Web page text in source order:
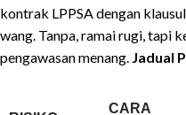
kontrak LPPSA dengan
wang. Tanpa, ramai rugi, tapi
pengawasan menang. Jadual
CARA